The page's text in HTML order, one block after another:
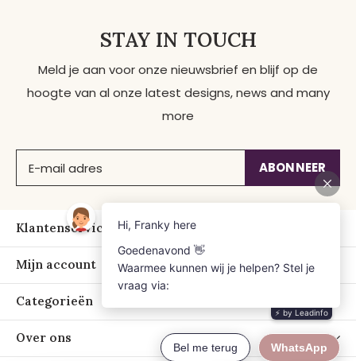
STAY IN TOUCH
Meld je aan voor onze nieuwsbrief en blijf op de
hoogte van al onze latest designs, news and many
more
ABONNEER
Klantenservice
Mijn account
Categorieën
Over ons